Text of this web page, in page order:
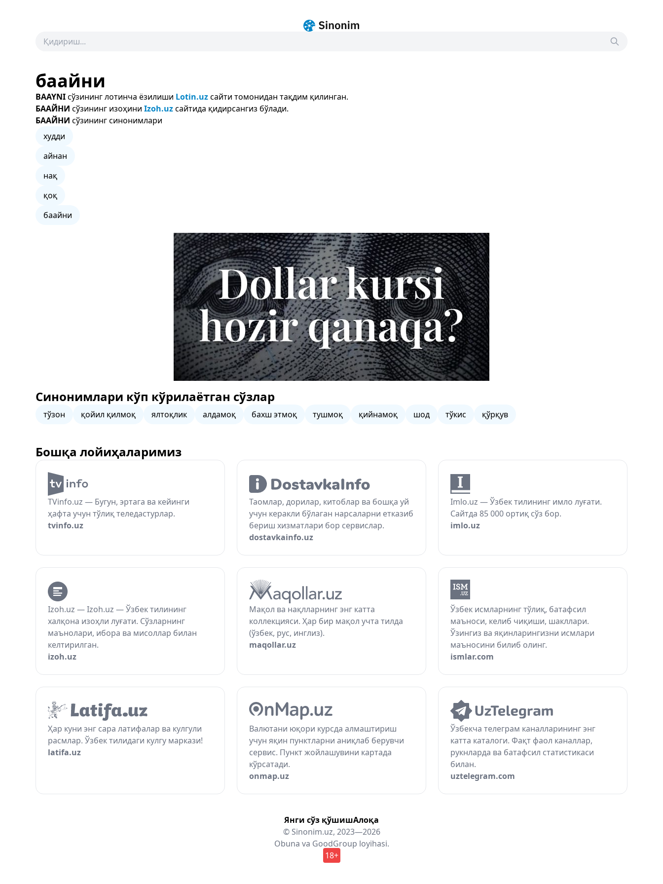
баайни
BAAYNIсўзининг лотинча ёзилиши Lotin.uzсайти томонидан тақдим қилинган.
БААЙНИ сўзининг изоҳини Izoh.uzсайтида қидирсангиз бўлади.
БААЙНИ сўзининг синонимлари
худди
айнан
нақ
қоқ
баайни
Синонимлари кўп кўрилаётган сўзлар
тўзон қойил қилмоқ ялтоқлик алдамоқ бахш этмоқ тушмоқ қийнамоқ шод тўкис қўрқув
Бошқа лойиҳаларимиз
TVinfo.uz — Бугун, эртага ва кейинги
ҳафта учун тўлиқ теледастурлар.
tvinfo.uz
Таомлар, дорилар, китоблар ва бошқа уй
учун керакли бўлаган нарсаларни етказиб
бериш хизматлари бор сервислар.
dostavkainfo.uz
Imlo.uz — Ўзбек тилининг имло луғати.
Сайтда 85 000 ортиқ сўз бор.
imlo.uz
Izoh.uz — Izoh.uz — Ўзбек тилининг
халқона изоҳли луғати. Сўзларнинг
маънолари, ибора ва мисоллар билан
келтирилган.
izoh.uz
Мақол ва нақлларнинг энг катта
коллекцияси. Ҳар бир мақол учта тилда
(ўзбек, рус, инглиз).
maqollar.uz
Ўзбек исмларнинг тўлиқ, батафсил
маъноси, келиб чиқиши, шакллари.
Ўзингиз ва яқинларингизни исмлари
маъносини билиб олинг.
ismlar.com
Ҳар куни энг сара латифалар ва кулгули
расмлар. Ўзбек тилидаги кулгу маркази!
latifa.uz
Валютани юқори курсда алмаштириш
учун яқин пунктларни аниқлаб берувчи
сервис. Пункт жойлашувини картада
кўрсатади.
onmap.uz
Ўзбекча телеграм каналларининг энг
катта каталоги. Фақт фаол каналлар,
рукнларда ва батафсил статистикаси
билан.
uztelegram.com
Янги сўз қўшишАлоқа
© Sinonim.uz, 2023—2026
Obuna va GoodGroup loyihasi.
18+